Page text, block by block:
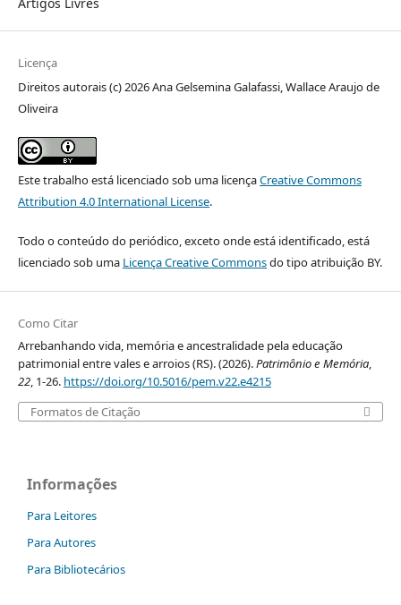
Licença
Direitos autorais (c) 2026 Ana Gelsemina Galafassi, Wallace Araujo de
Oliveira
Este trabalho está licenciado sob uma licençaCreative Commons
Attribution 4.0 International License.
Todo o conteúdo do periódico, exceto onde está identificado, está
licenciado sob uma Licença Creative Commonsdo tipo atribuição BY.
Como Citar
Arrebanhando vida, memória e ancestralidade pela educação
patrimonial entre vales e arroios (RS). (2026).Patrimônio e Memória,
22, 1-26. https://doi.org/10.5016/pem.v22.e4215
Formatos de Citação
Informações
Para Leitores
Para Autores
Para Bibliotecários